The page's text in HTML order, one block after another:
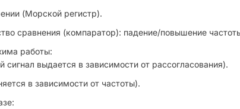
(Морской регистр).
сравнения (компаратор): падение/повышение
работы:
выдается в зависимости от рассогласования).
в зависимости от частоты).